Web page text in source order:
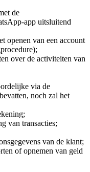
de
app uitsluitend
openen van een account
over de activiteiten van
via de
noch zal het
van transacties;
van de klant;
of opnemen van geld